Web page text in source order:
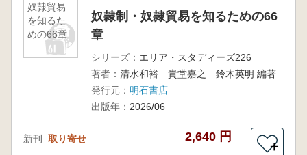
奴隷貿易
を知るた
めの66章
奴隷制・奴隷貿易を知るための66
章
シリーズ： エリア・スタディーズ226
著者： 清水和裕 貴堂嘉之 鈴木英明 編著
発行元： 明石書店
出版年： 2026/06
新刊 取り寄せ 2,640 円
＋